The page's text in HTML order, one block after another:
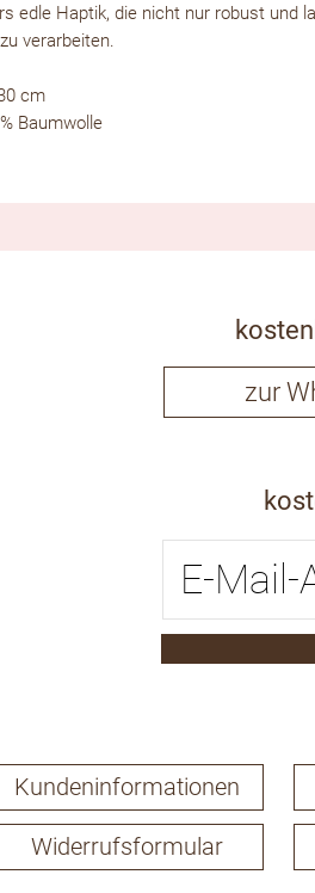
edle Haptik, die nicht nur robust und
verarbeiten.
cm
Baumwolle
zur
Kundeninformationen
Widerrufsformular